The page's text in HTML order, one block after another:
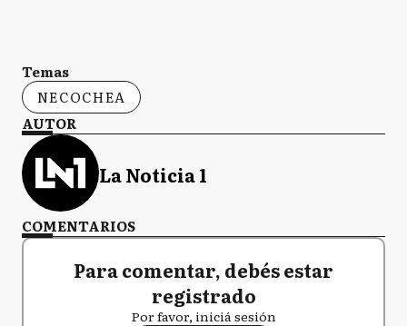
Temas
NECOCHEA
AUTOR
La Noticia 1
COMENTARIOS
Para comentar, debés estar
registrado
Por favor, iniciá sesión